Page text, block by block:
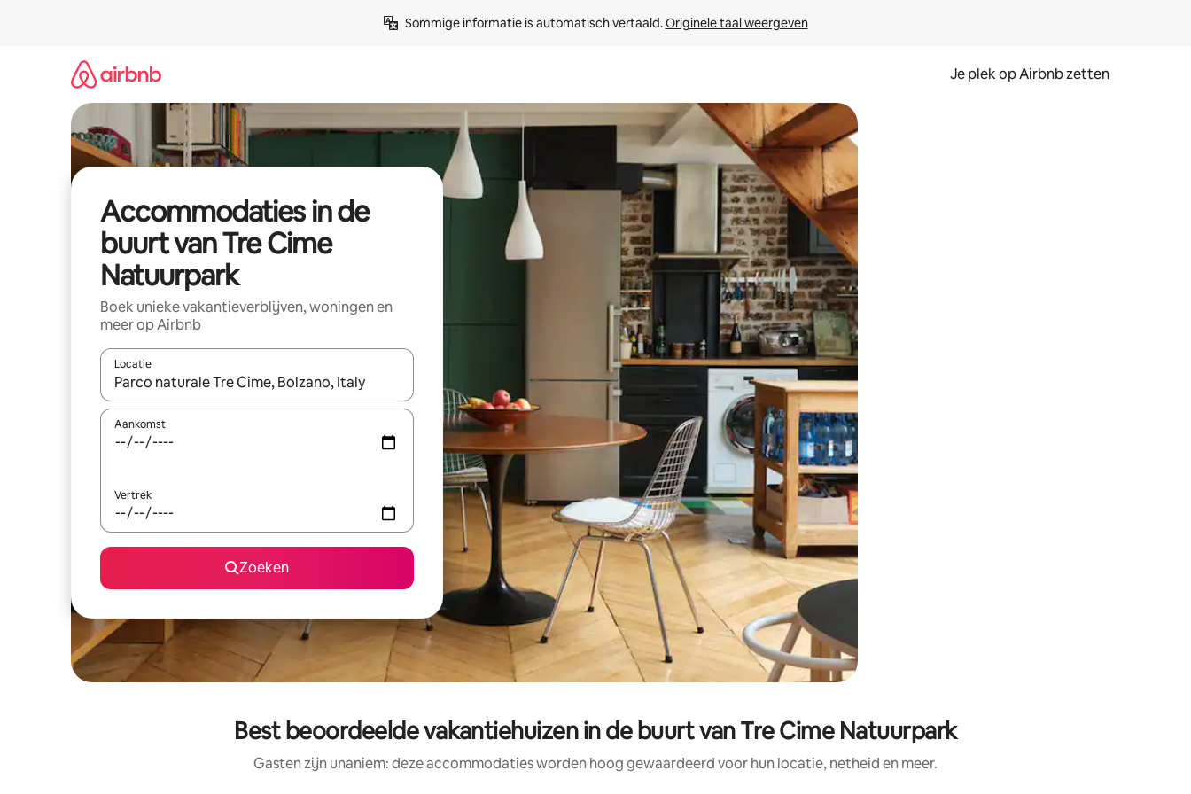
Sommige informatie is automatisch vertaald. Originele taal weergeven
Je plek op Airbnb zetten
Accommodaties in de
buurt van Tre Cime
Natuurpark
Boek unieke vakantieverblijven, woningen en
meer op Airbnb
Locatie
Wanneer er resultaten beschikbaar zijn, maak je een keuze met je de pijltjestoetsen omhoog en omlaag, óf door te tikken of swipen.
Aankomst
Vertrek
Zoeken
Best beoordeelde vakantiehuizen in de buurt van Tre Cime Natuurpark
Gasten zijn unaniem: deze accommodaties worden hoog gewaardeerd voor hun locatie, netheid en meer.